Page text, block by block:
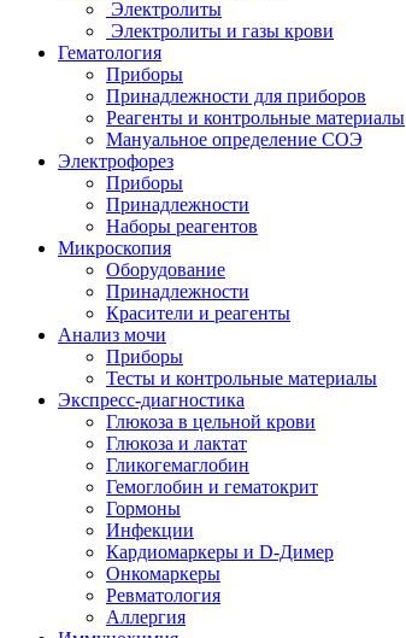
Электролиты
Электролиты и газы крови
Гематология
Приборы
Принадлежности для приборов
Реагенты и контрольные материалы
Мануальное определение СОЭ
Электрофорез
Приборы
Принадлежности
Наборы реагентов
Микроскопия
Оборудование
Принадлежности
Красители и реагенты
Анализ мочи
Приборы
Тесты и контрольные материалы
Экспресс-диагностика
Глюкоза в цельной крови
Глюкоза и лактат
Гликогемаглобин
Гемоглобин и гематокрит
Гормоны
Инфекции
Кардиомаркеры и D-Димер
Онкомаркеры
Ревматология
Аллергия